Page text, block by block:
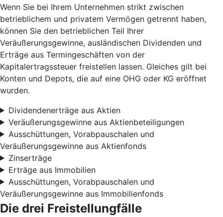
Wenn Sie bei Ihrem Unternehmen strikt zwischen
betrieblichem und privatem Vermögen getrennt haben,
können Sie den betrieblichen Teil Ihrer
Veräußerungsgewinne, ausländischen Dividenden und
Erträge aus Termingeschäften von der
Kapitalertragssteuer freistellen lassen. Gleiches gilt bei
Konten und Depots, die auf eine OHG oder KG eröffnet
wurden.
Dividendenerträge aus Aktien
Veräußerungsgewinne aus Aktienbeteiligungen
Ausschüttungen, Vorabpauschalen und
Veräußerungsgewinne aus Aktienfonds
Zinserträge
Erträge aus Immobilien
Ausschüttungen, Vorabpauschalen und
Veräußerungsgewinne aus Immobilienfonds
Die drei Freistellungfälle